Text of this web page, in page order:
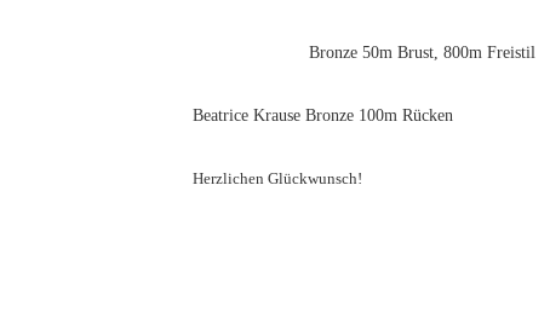
Bronze 50m Brust, 800m Freistil
Beatrice Krause Bronze 100m Rücken
Herzlichen Glückwunsch!